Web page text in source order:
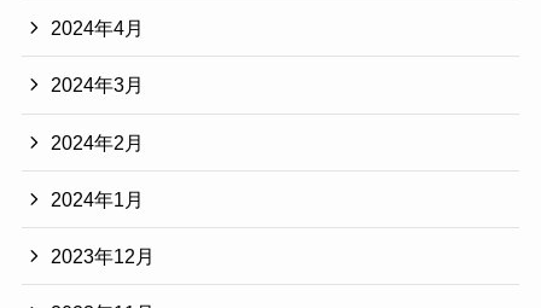
2024年4月
2024年3月
2024年2月
2024年1月
2023年12月